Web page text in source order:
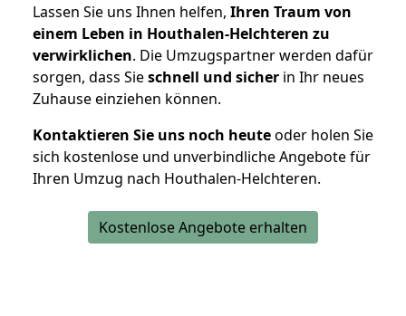
Lassen Sie uns Ihnen helfen, Ihren Traum von
einem Leben in Houthalen-Helchteren zu
verwirklichen. Die Umzugspartner werden dafür
sorgen, dass Sieschnell und sicher in Ihr neues
Zuhause einziehen können.
Kontaktieren Sie uns noch heuteoder holen Sie
sich kostenlose und unverbindliche Angebote für
Ihren Umzug nach Houthalen-Helchteren.
Kostenlose Angebote erhalten